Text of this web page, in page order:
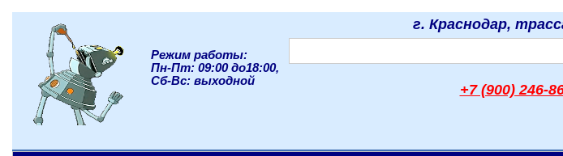
Режим работы:
Пн-Пт: 09:00 до18:00,
Сб-Вс: выходной
г. Краснодар,
+7 (900) 246-